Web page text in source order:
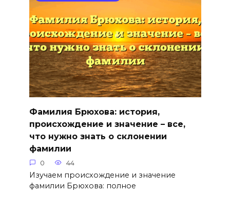
Фамилия Брюхова: история,
происхождение и значение – все,
что нужно знать о склонении
фамилии
0 44
Изучаем происхождение и значение
фамилии Брюхова: полное